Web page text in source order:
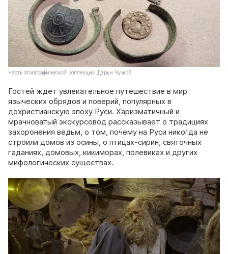
Часть этнографической коллекции Дарьи Чужой
Гостей ждет увлекательное путешествие в мир
языческих обрядов и поверий, популярных в
дохристианскую эпоху Руси. Харизматичный и
мрачноватый экскурсовод рассказывает о традициях
захоронения ведьм, о том, почему на Руси никогда не
строили домов из осины, о птицах-сирин, святочных
гаданиях, домовых, кикиморах, полевиках и других
мифологических существах.